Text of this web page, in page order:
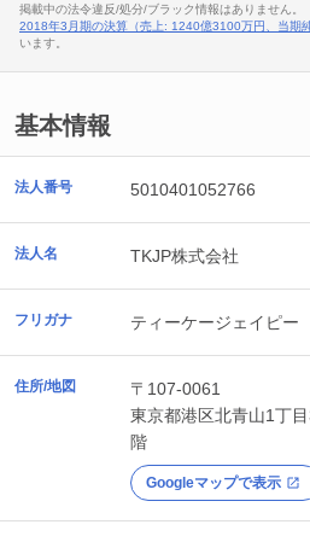
掲載中の法令違反/処分/ブラック情報はありません。
2018年3月期の決算（売上: 1240億3100万円、当期
います。
基本情報
法人番号 5010401052766
法人名 TKJP株式会社
フリガナ ティーケージェイピー
住所/地図
〒107-0061
東京都港区北青山1丁
階
Googleマップで表示